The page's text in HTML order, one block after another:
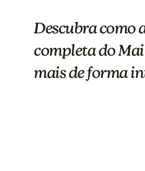
Descubra como
completa do
mais de forma